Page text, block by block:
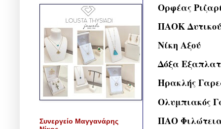
Ορφέας
ΠΑΟΚ Δυτικού
Νίκη Αξού
Δόξα
Ηρακλής
Ολυμπιακός
ΠΑΟ
Συνεργείο Μαγγανάρης